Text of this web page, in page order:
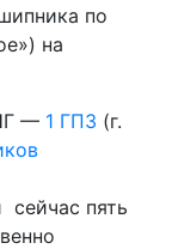
по
на
— 1 ГПЗ (г.
пять